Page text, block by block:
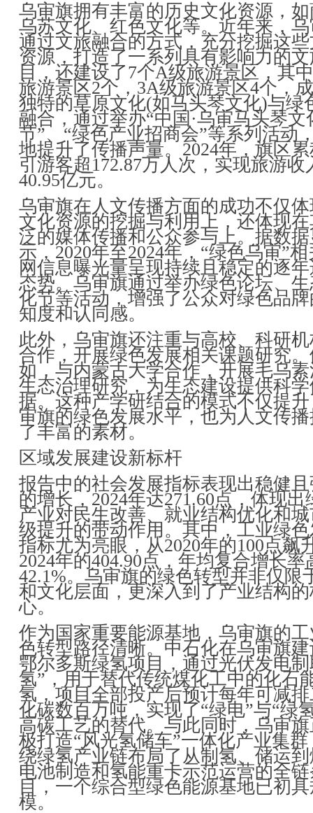
乌审旗拥有丰富的历史文化资源，
乌苏文化、红色文化等。近年来，
通过文旅融合的方式，充分挖掘这
资源，打造了一系列具有影响力的
目，还建设了7个A级旅游景区，其
旅游景区2个，3A级旅游景区4个，
独特的草原文化(如马头琴文化)与绿
融合，通过举办“中国·乌审马头琴文
节”、“绿色产业招商会”等系列活动
地提升了传播声量。2024年，旗区
引游客超172.87万人次，实现旅游收
40.95亿元。
乌审旗在人文传播方面的成功不仅
文化资源的挖掘与利用上，还体现
泛的媒体传播和公众参与上。据数
示，2020年至2024年，“绿色乌审”
网信息曝光量呈现持续且稳定的逐
态势。乌审旗通过举办绿色论坛、
化节等活动，增强了公众对绿色品
知度和认同感。
此外，乌审旗还注重与高校、科研
合作，开展绿色发展相关课题研究
如，与内蒙古大学合作，开展毛乌
生态治理研究，为生态建设提供科
据。这种产学研结合的模式不仅提
审旗的绿色发展水平，也为人文传
了丰富的素材。
区域发展建设新标杆
报告中的社会发展指标表现出稳健
的增长，2024年达271.60点，体现出
产业对民生改善、就业结构优化和
级提升的带动作用。其中，工业绿
指标尤为亮眼，从2020年的100点飙
2024年的404.90点，年均复合增长率
42.1%。乌审旗的绿色转型并非仅限
和文化层面，更深入到了产业结构
心。
作为国家重要能源基地，乌审旗的
色转型路径清晰。中石化在乌审旗
鄂尔多斯绿氢项目，通过光伏发电制
氢”，用于替代传统煤化工中的化石
氢，项目全部投产后预计每年可减
化碳数百万吨，实现了“绿电”与“绿
高碳工艺的替代。与此同时，乌审
极打造“风光氢储车”一体化产业集群
绕绿氢产业链布局了从制氢、储运
电池制造和氢能重卡示范运营的全
目，一个综合型绿色能源基地已初
模。